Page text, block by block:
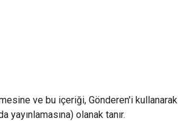
ve bu içeriği, Gönderen'i kullanarak
olanak tanır.